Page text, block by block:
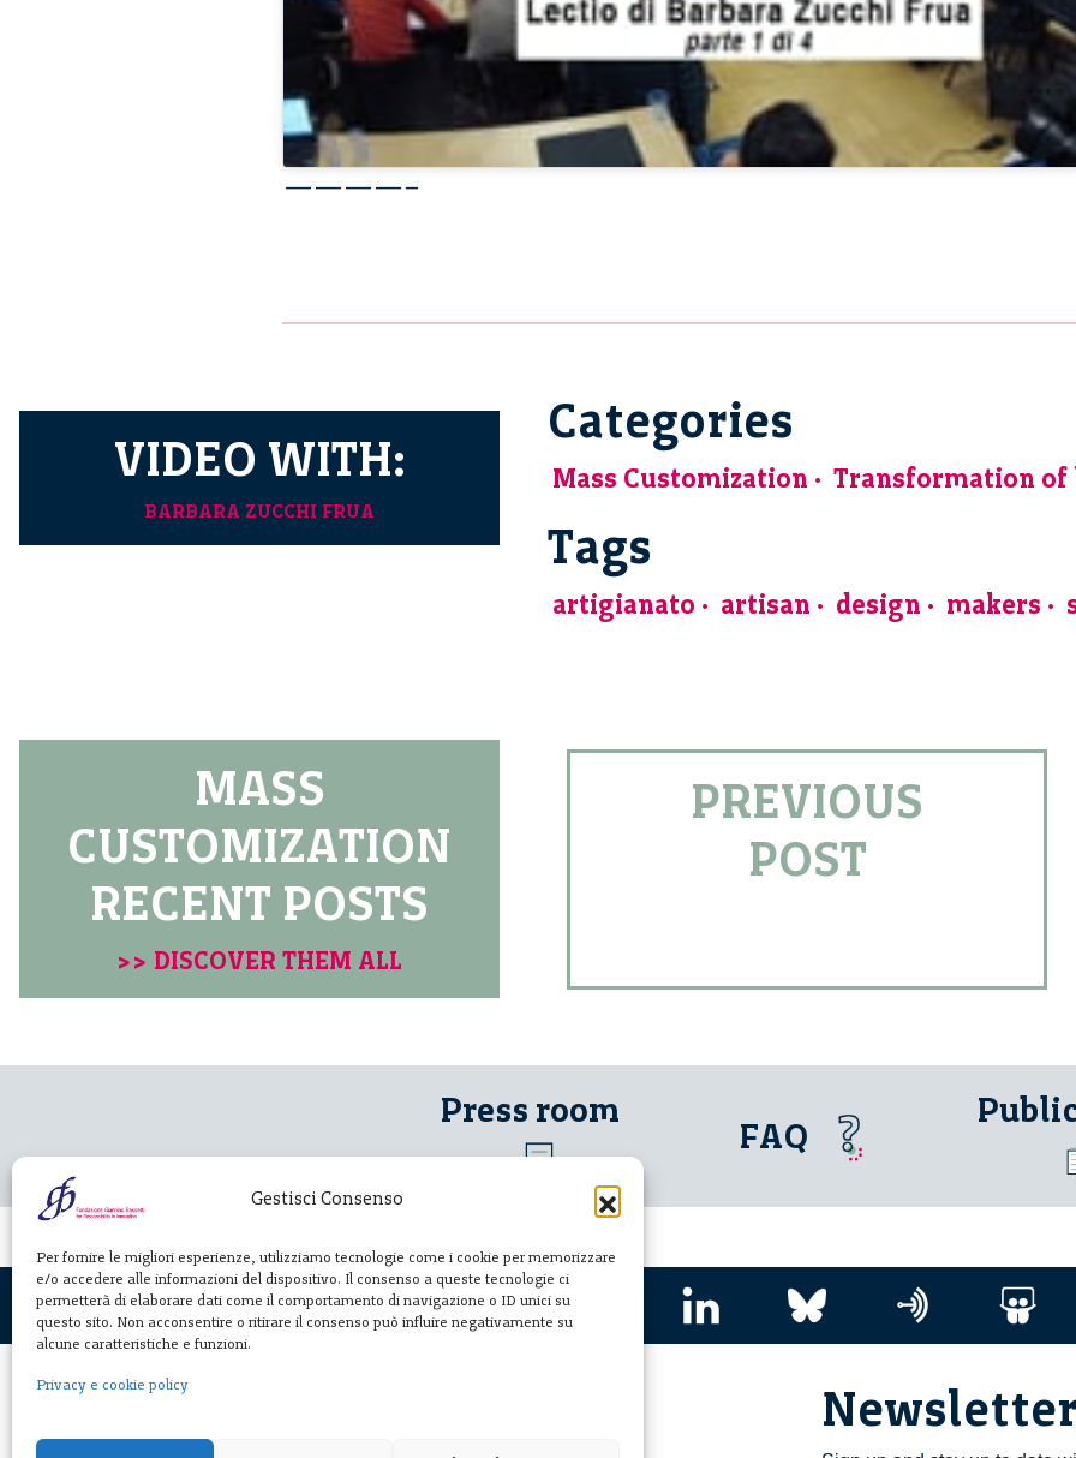
Gestisci Consenso
Per fornire le migliori esperienze, utilizziamo tecnologie come i cookie per memorizzare
e/o accedere alle informazioni del dispositivo. Il consenso a queste tecnologie ci
permetterà di elaborare dati come il comportamento di navigazione o ID unici su
questo sito. Non acconsentire o ritirare il consenso può influire negativamente su
alcune caratteristiche e funzioni.
Privacy e cookie policy
————–
VIDEO WITH:
BARBARA ZUCCHI FRUA
Categories
Mass Customization Transformation of
Tags
artigianato artisan design makers
MASS
CUSTOMIZATION
RECENT POSTS
>> DISCOVER THEM ALL
PREVIOUS
POST
Press room
FAQ
Fondazione